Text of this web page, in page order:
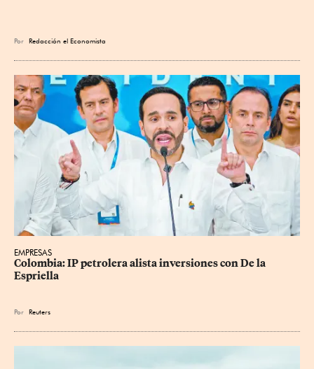
Por Redacción el Economista
EMPRESAS
Colombia: IP petrolera alista inversiones con De la
Espriella
Por Reuters